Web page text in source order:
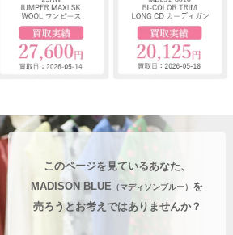
このページを見ているあなた、
MADISON BLUE （マディソンブルー） を
売ろうとお考えではありませんか？